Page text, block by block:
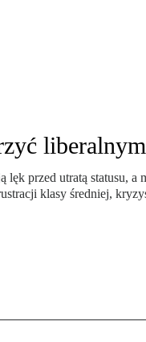
przed utratą statusu, a
klasy średniej,